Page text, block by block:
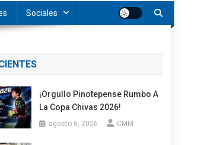
Sociales
¡Orgullo Pinotepense Rumbo A
La Copa Chivas 2026!
agosto 6, 2026 CMM